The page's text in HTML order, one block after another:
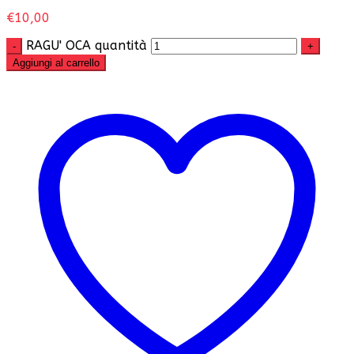
€10,00
- RAGU' OCA quantità
+
Aggiungi al carrello